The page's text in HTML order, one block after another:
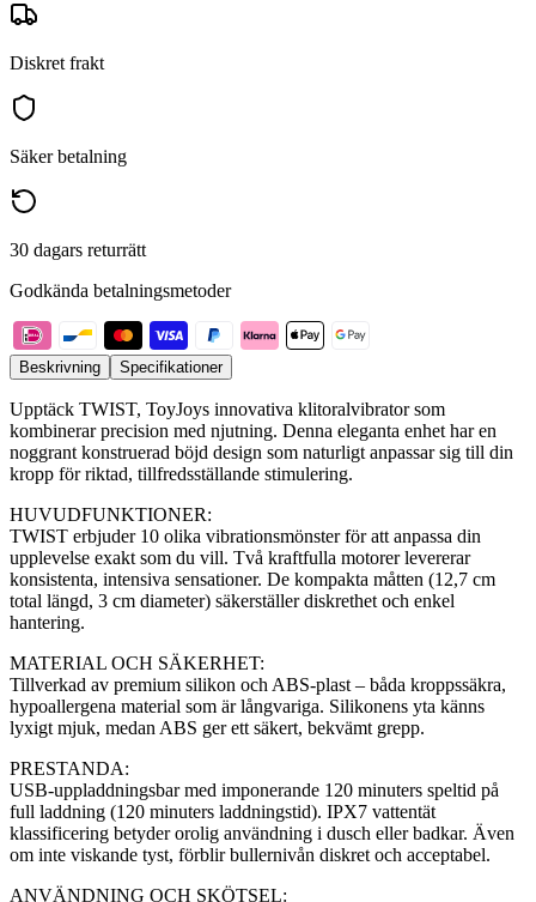
Diskret frakt
Säker betalning
30 dagars returrätt
Godkända betalningsmetoder
Beskrivning Specifikationer
Upptäck TWIST, ToyJoys innovativa klitoralvibrator som
kombinerar precision med njutning. Denna eleganta enhet har en
noggrant konstruerad böjd design som naturligt anpassar sig till din
kropp för riktad, tillfredsställande stimulering.
HUVUDFUNKTIONER:
TWIST erbjuder 10 olika vibrationsmönster för att anpassa din
upplevelse exakt som du vill. Två kraftfulla motorer levererar
konsistenta, intensiva sensationer. De kompakta måtten (12,7 cm
total längd, 3 cm diameter) säkerställer diskrethet och enkel
hantering.
MATERIAL OCH SÄKERHET:
Tillverkad av premium silikon och ABS-plast – båda kroppssäkra,
hypoallergena material som är långvariga. Silikonens yta känns
lyxigt mjuk, medan ABS ger ett säkert, bekvämt grepp.
PRESTANDA:
USB-uppladdningsbar med imponerande 120 minuters speltid på
full laddning (120 minuters laddningstid). IPX7 vattentät
klassificering betyder orolig användning i dusch eller badkar. Även
om inte viskande tyst, förblir bullernivån diskret och acceptabel.
ANVÄNDNING OCH SKÖTSEL: